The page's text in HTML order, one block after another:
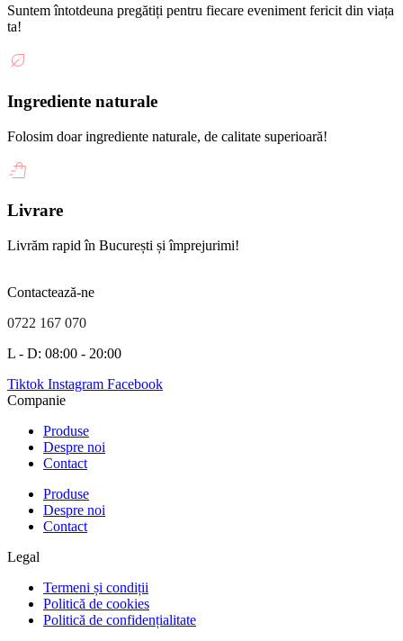
Suntem întotdeuna pregătiți pentru fiecare eveniment fericit din viața
ta!
Ingrediente naturale
Folosim doar ingrediente naturale, de calitate superioară!
Livrare
Livrăm rapid în București și împrejurimi!
Contactează-ne
0722 167 070
L - D: 08:00 - 20:00
Tiktok Instagram Facebook
Companie
Produse
Despre noi
Contact
Produse
Despre noi
Contact
Legal
Termeni și condiții
Politică de cookies
Politică de confidențialitate